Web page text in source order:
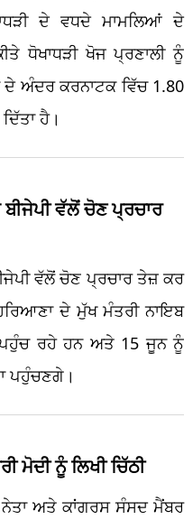
ਦੇ ਵਧਦੇ ਮਾਮਲਿਆਂ ਦੇ
ਧੋਖਾਧੜੀ ਖੋਜ ਪ੍ਰਣਾਲੀ ਨੂੰ
ਦੇ ਅੰਦਰ ਕਰਨਾਟਕ ਵਿੱਚ 1.80
ਹੈ।
ਵੱਲੋਂ ਚੋਣ ਪ੍ਰਚਾਰ
ਵੱਲੋਂ ਚੋਣ ਪ੍ਰਚਾਰ ਤੇਜ਼ ਕਰ
ਦੇ ਮੁੱਖ ਮੰਤਰੀ ਨਾਇਬ
ਰਹੇ ਹਨ ਅਤੇ 15 ਜੂਨ ਨੂੰ
ਪਹੁੰਚਣਗੇ।
ਮੋਦੀ ਨੂੰ ਲਿਖੀ ਚਿੱਠੀ
ਨੇਤਾ ਅਤੇ ਕਾਂਗਰਸ ਸੰਸਦ ਮੈਂਬਰ